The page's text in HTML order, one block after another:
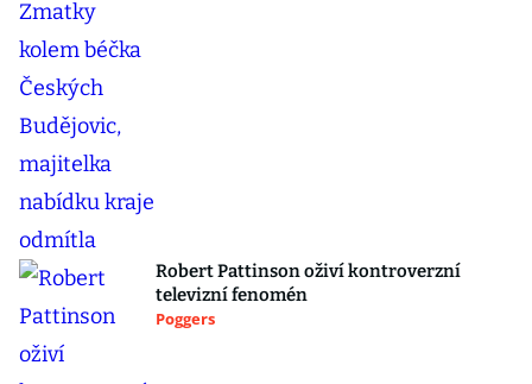
Robert Pattinson oživí kontroverzní
televizní fenomén
Poggers